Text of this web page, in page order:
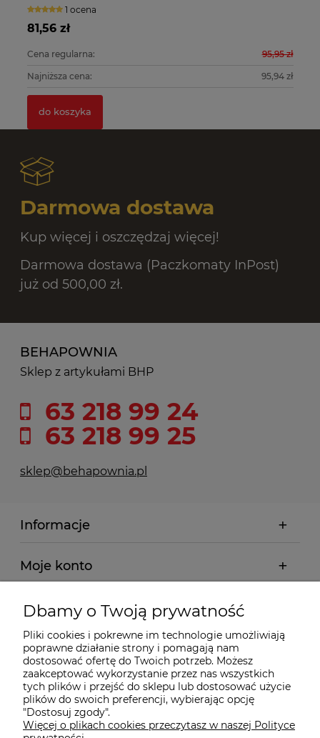
1 ocena
81,56 zł
Cena regularna: 95,95 zł
Najniższa cena: 95,94 zł
do koszyka
Darmowa dostawa
Kup więcej i oszczędzaj więcej!
Darmowa dostawa (Paczkomaty InPost)
już od 500,00 zł.
BEHAPOWNIA
Sklep z artykułami BHP
63 218 99 24
63 218 99 25
sklep@behapownia.pl
Informacje
Moje konto
Płatności i dostawa
Wybrane Kategorie
Wybrane Marki
Wiedza o BHP
Dbamy o Twoją prywatność
Pliki cookies i pokrewne im technologie umożliwiają
poprawne działanie strony i pomagają nam
dostosować ofertę do Twoich potrzeb. Możesz
zaakceptować wykorzystanie przez nas wszystkich
tych plików i przejść do sklepu lub dostosować użycie
plików do swoich preferencji, wybierając opcję
"Dostosuj zgody".
Więcej o plikach cookies przeczytasz w naszej Polityce